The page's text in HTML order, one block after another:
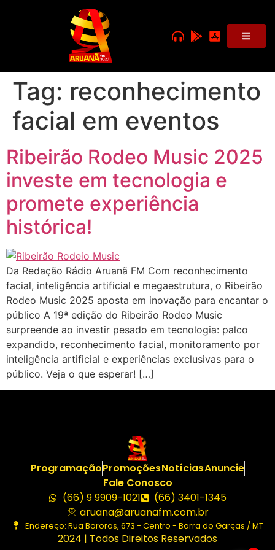
Tag: reconhecimento
facial em eventos
Ribeirão Rodeo Music 2025
investe em tecnologia e
promete experiência
histórica!
Da Redação Rádio Aruanã FM Com reconhecimento
facial, inteligência artificial e megaestrutura, o Ribeirão
Rodeo Music 2025 aposta em inovação para encantar o
público A 19ª edição do Ribeirão Rodeo Music
surpreende ao investir pesado em tecnologia: palco
expandido, reconhecimento facial, monitoramento por
inteligência artificial e experiências exclusivas para o
público. Veja o que esperar! […]
ProgramaçãoPromoçõesNotíciasAnuncie
Fale Conosco
(66) 9 9909-1021
(66) 3401-1345
aruana@aruanafm.com.br
Endereço: Rua Bororos, 673 - Centro - Barra do Garças / MT
2024 | Todos Direitos Reservados